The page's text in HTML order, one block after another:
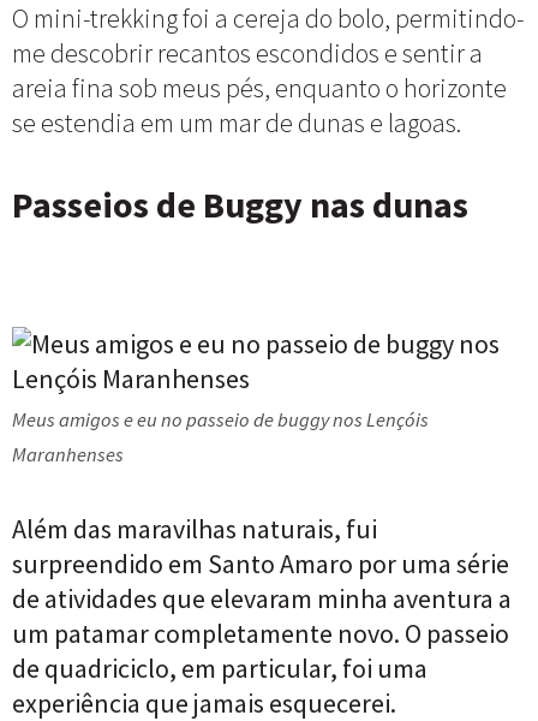
O mini-trekking foi a cereja do bolo, permitindo-
me descobrir recantos escondidos e sentir a
areia fina sob meus pés, enquanto o horizonte
se estendia em um mar de dunas e lagoas.
Passeios de Buggy nas dunas
Meus amigos e eu no passeio de buggy nos Lençóis
Maranhenses
Além das maravilhas naturais, fui
surpreendido em Santo Amaro por uma série
de atividades que elevaram minha aventura a
um patamar completamente novo. O passeio
de quadriciclo, em particular, foi uma
experiência que jamais esquecerei.